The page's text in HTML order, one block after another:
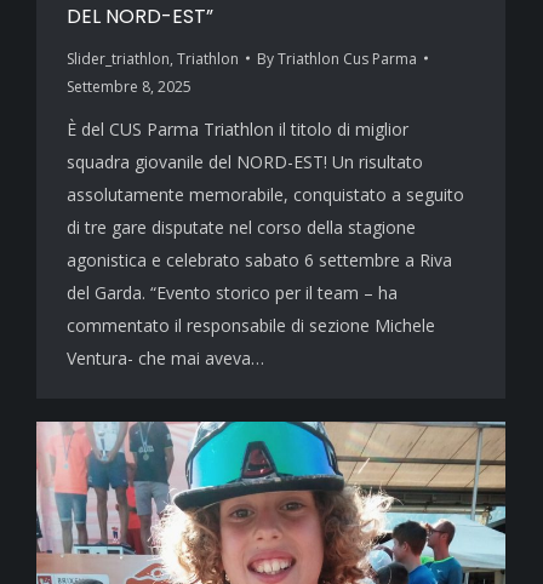
DEL NORD-EST”
Slider_triathlon, Triathlon ByTriathlon Cus Parma
Settembre 8, 2025
È del CUS Parma Triathlon il titolo di miglior
squadra giovanile del NORD-EST! Un risultato
assolutamente memorabile, conquistato a seguito
di tre gare disputate nel corso della stagione
agonistica e celebrato sabato 6 settembre a Riva
del Garda. “Evento storico per il team – ha
commentato il responsabile di sezione Michele
Ventura- che mai aveva…